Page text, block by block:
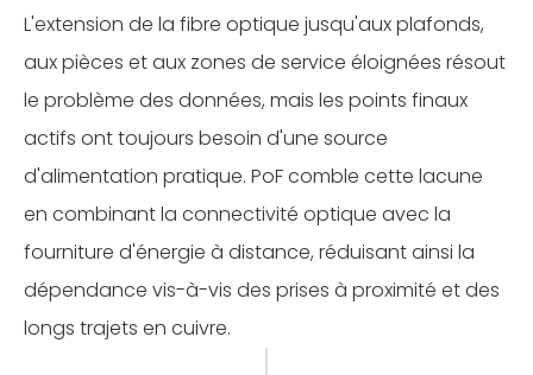
L'extension de la fibre optique jusqu'aux plafonds,
aux pièces et aux zones de service éloignées résout
le problème des données, mais les points finaux
actifs ont toujours besoin d'une source
d'alimentation pratique. PoF comble cette lacune
en combinant la connectivité optique avec la
fourniture d'énergie à distance, réduisant ainsi la
dépendance vis-à-vis des prises à proximité et des
longs trajets en cuivre.